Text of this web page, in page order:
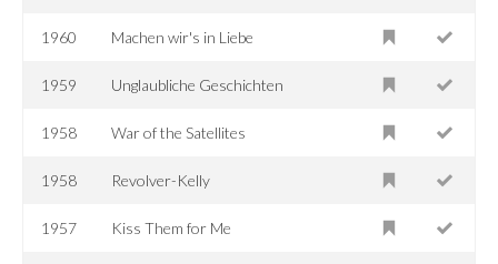
1960 Machen wir's in Liebe
1959 Unglaubliche Geschichten
1958 War of the Satellites
1958 Revolver-Kelly
1957 Kiss Them for Me